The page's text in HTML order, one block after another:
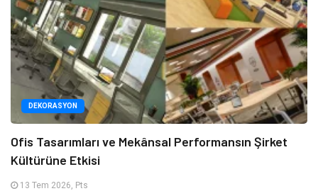
DEKORASYON
Ofis Tasarımları ve Mekânsal Performansın Şirket
Kültürüne Etkisi
13 Tem 2026, Pts